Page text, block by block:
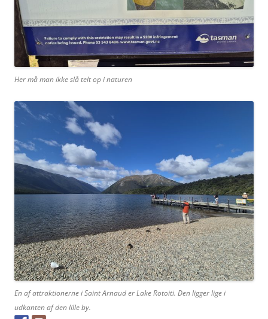
Her må man ikke slå telt op i naturen
En af attraktionerne i Saint Arnaud er Lake Rotoiti. Den ligger lige i
udkanten af den lille by.